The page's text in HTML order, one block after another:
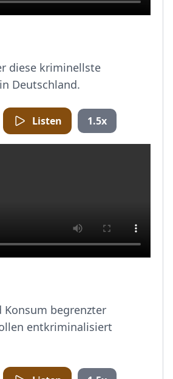
diese kriminellste
Deutschland.
Listen 1.5x
Konsum begrenzter
entkriminalisiert